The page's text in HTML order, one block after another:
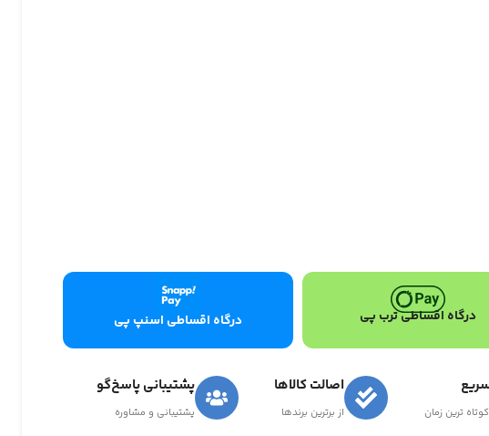
درگاه اقساطی ترب پی درگاه اقساطی اسنپ پی
ترین زمان
اصالت کالاها
از برترین برندها
پشتیبانی پاسخ‌گو
پشتیبانی و مشاوره